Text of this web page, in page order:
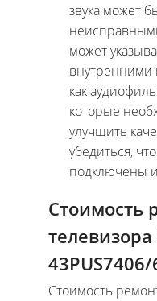
звука может
может
внутренними
как
которые
улучшить
убедиться,
подключены
Стоимость
43PUS7406/
Стоимость